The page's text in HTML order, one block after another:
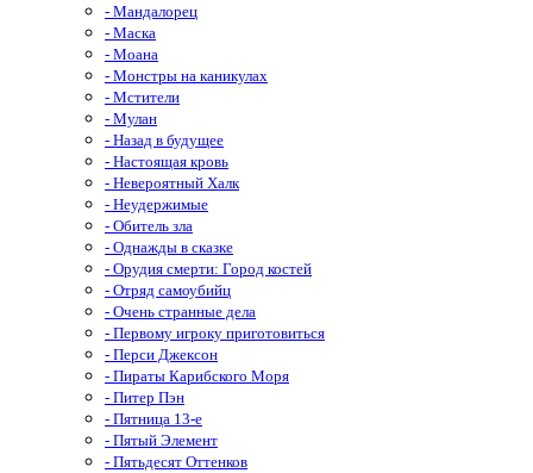
- Мандалорец
- Маска
- Моана
- Монстры на каникулах
- Мстители
- Мулан
- Назад в будущее
- Настоящая кровь
- Невероятный Халк
- Неудержимые
- Обитель зла
- Однажды в сказке
- Орудия смерти: Город костей
- Отряд самоубийц
- Очень странные дела
- Первому игроку приготовиться
- Перси Джексон
- Пираты Карибского Моря
- Питер Пэн
- Пятница 13-е
- Пятый Элемент
- Пятьдесят Оттенков